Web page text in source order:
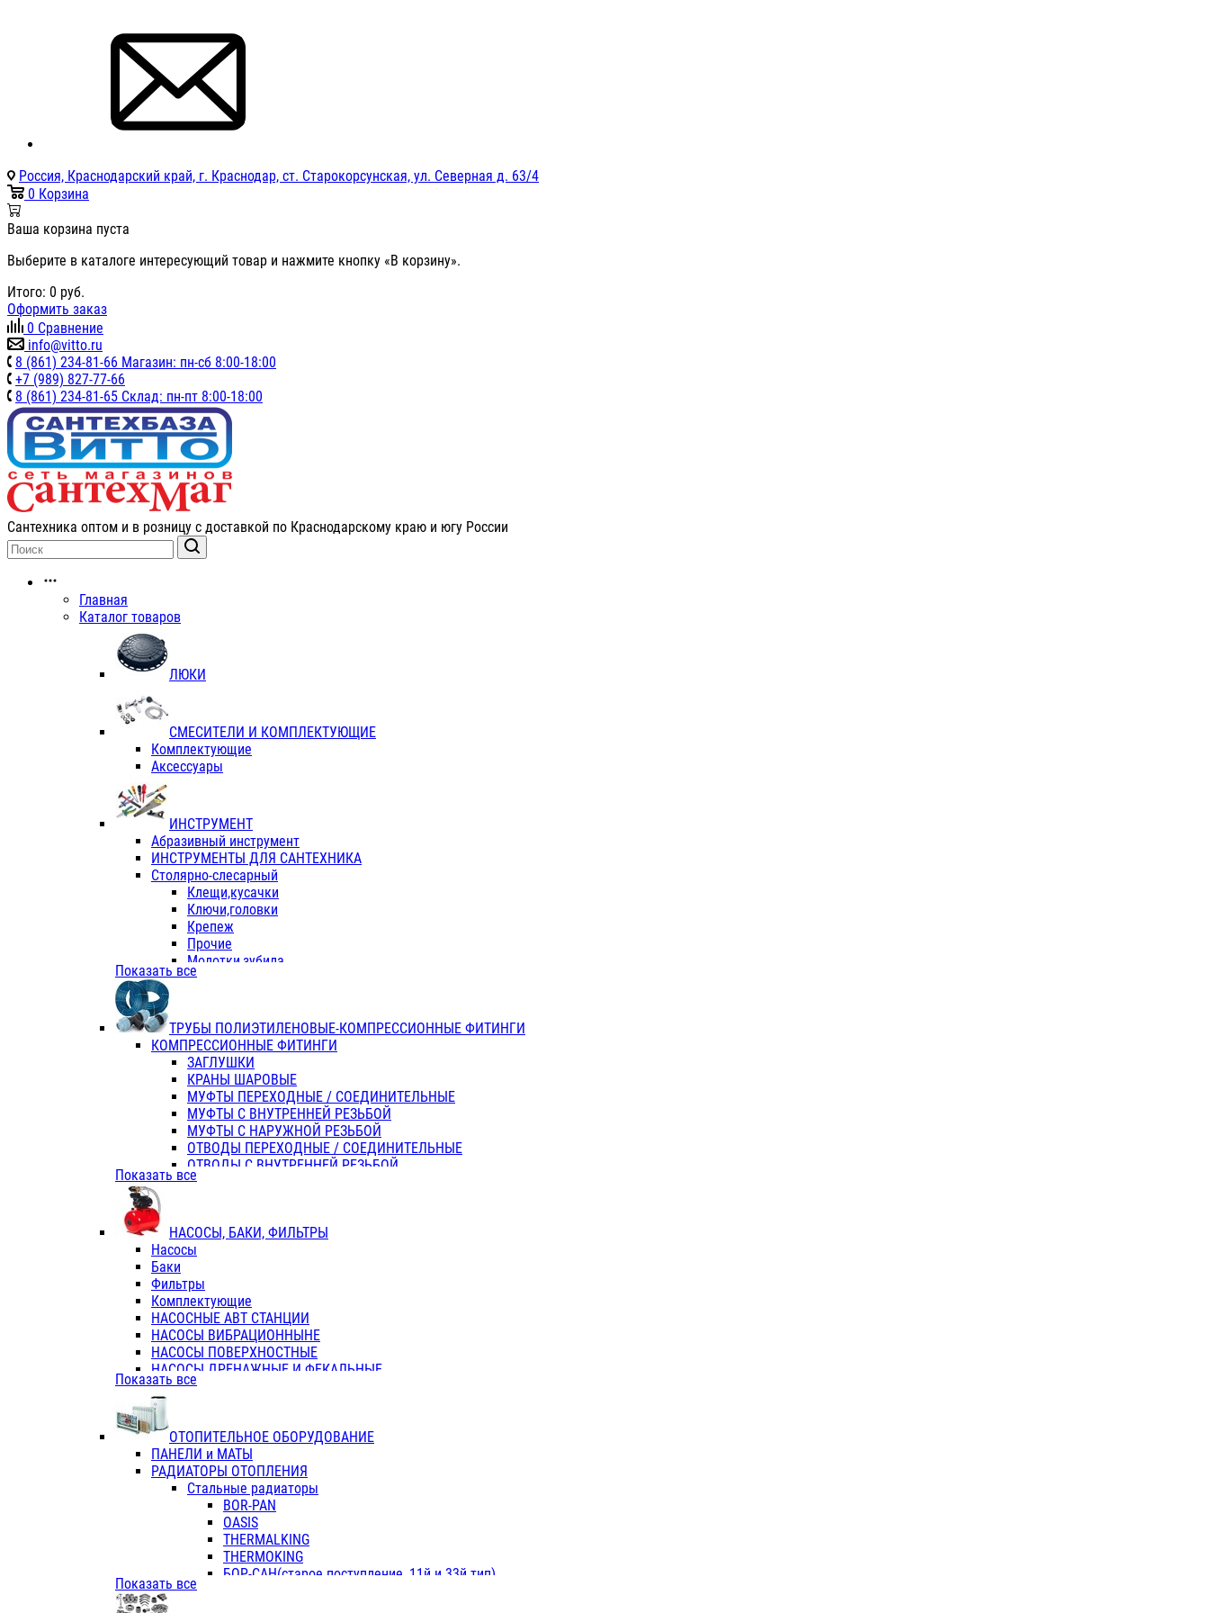
Россия, Краснодарский край, г. Краснодар, ст. Старокорсунская, ул. Северная д. 63/4
0 Корзина
Ваша корзина пуста
Выберите в каталоге интересующий товар и нажмите кнопку «В корзину».
Итого: 0 руб.
Оформить заказ
0 Сравнение
info@vitto.ru
8 (861) 234-81-66 Магазин: пн-сб 8:00-18:00
+7 (989) 827-77-66
8 (861) 234-81-65 Склад: пн-пт 8:00-18:00
Сантехника оптом и в розницу с доставкой по Краснодарскому краю и югу России
Главная
Каталог товаров
ЛЮКИ
СМЕСИТЕЛИ И КОМПЛЕКТУЮЩИЕ
Комплектующие
Аксессуары
ИНСТРУМЕНТ
Абразивный инструмент
ИНСТРУМЕНТЫ ДЛЯ САНТЕХНИКА
Столярно-слесарный
Клещи,кусачки
Ключи,головки
Крепеж
Прочие
Молотки,зубила
Пассатижи,тонкогубцы,утконосы
Отвертки
Хоз. инвентарь
ЭЛ. ИНСТРУМЕНТ OASIS
Показать все
ТРУБЫ ПОЛИЭТИЛЕНОВЫЕ-КОМПРЕССИОННЫЕ ФИТИНГИ
КОМПРЕССИОННЫЕ ФИТИНГИ
ЗАГЛУШКИ
КРАНЫ ШАРОВЫЕ
МУФТЫ ПЕРЕХОДНЫЕ / СОЕДИНИТЕЛЬНЫЕ
МУФТЫ С ВНУТРЕННЕЙ РЕЗЬБОЙ
МУФТЫ С НАРУЖНОЙ РЕЗЬБОЙ
ОТВОДЫ ПЕРЕХОДНЫЕ / СОЕДИНИТЕЛЬНЫЕ
ОТВОДЫ С ВНУТРЕННЕЙ РЕЗЬБОЙ
ОТВОДЫ С НАРУЖНОЙ РЕЗЬБОЙ
ТРОЙНИКИ ПЕРЕХОДНЫЕ / СОЕДИНИТЕЛЬНЫЕ
ТРОЙНИКИ С ВНУТРЕННЕЙ РЕЗЬБОЙ
КОЛЬЦА РЕЗИНОВЫЕ
ТРУБЫ НАПОРНЫЕ
ТРУБЫ ГОФРИРОВАННЫЕ ДВУХСЛ.
ТРУБЫ ПОЛИЭТИЛЕНОВЫЕ
Показать все
НАСОСЫ, БАКИ, ФИЛЬТРЫ
Насосы
Баки
Фильтры
Комплектующие
НАСОСНЫЕ АВТ СТАНЦИИ
НАСОСЫ ВИБРАЦИОННЫНЕ
НАСОСЫ ПОВЕРХНОСТНЫЕ
НАСОСЫ ДРЕНАЖНЫЕ И ФЕКАЛЬНЫЕ
НАСОСЫ ПОВЫСИТ и ЦИРКУЛЯЦИОННЫЕ
НАСОСЫ СКВАЖИННЫЕ
Показать все
ОТОПИТЕЛЬНОЕ ОБОРУДОВАНИЕ
ПАНЕЛИ и МАТЫ
РАДИАТОРЫ ОТОПЛЕНИЯ
Стальные радиаторы
BOR-PAN
OASIS
THERMALKING
THERMOKING
БОР-САН(старое поступление, 11й и 33й тип)
Показать все